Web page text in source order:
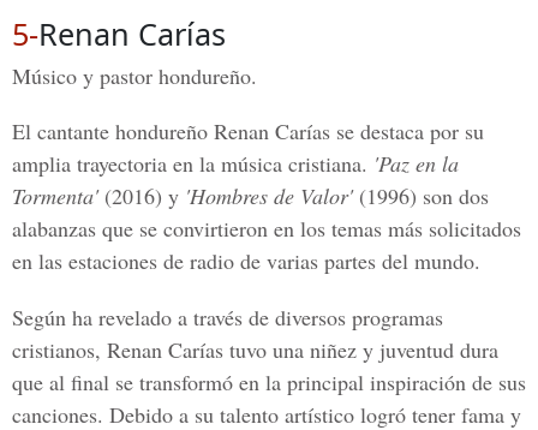
5-Renan Carías
Músico y pastor hondureño.
El cantante hondureño Renan Carías se destaca por su
amplia trayectoria en la música cristiana. 'Paz en la
Tormenta' (2016) y 'Hombres de Valor' (1996) son dos
alabanzas que se convirtieron en los temas más solicitados
en las estaciones de radio de varias partes del mundo.
Según ha revelado a través de diversos programas
cristianos, Renan Carías tuvo una niñez y juventud dura
que al final se transformó en la principal inspiración de sus
canciones. Debido a su talento artístico logró tener fama y